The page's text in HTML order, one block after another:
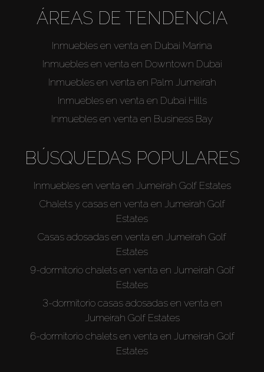
ÁREAS DE TENDENCIA
Inmuebles en venta en Dubai Marina
Inmuebles en venta en Downtown Dubai
Inmuebles en venta en Palm Jumeirah
Inmuebles en venta en Dubai Hills
Inmuebles en venta en Business Bay
BÚSQUEDAS POPULARES
Inmuebles en venta en Jumeirah Golf Estates
Chalets y casas en venta en Jumeirah Golf
Estates
Casas adosadas en venta en Jumeirah Golf
Estates
9-dormitorio chalets en venta en Jumeirah Golf
Estates
3-dormitorio casas adosadas en venta en
Jumeirah Golf Estates
6-dormitorio chalets en venta en Jumeirah Golf
Estates